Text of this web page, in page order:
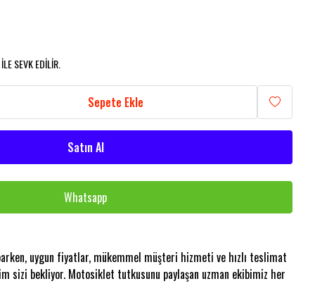
SEVK EDİLİR.
Sepete Ekle
Satın Al
Whatsapp
uygun fiyatlar, mükemmel müşteri hizmeti ve hızlı teslimat
sizi bekliyor. Motosiklet tutkusunu paylaşan uzman ekibimiz her